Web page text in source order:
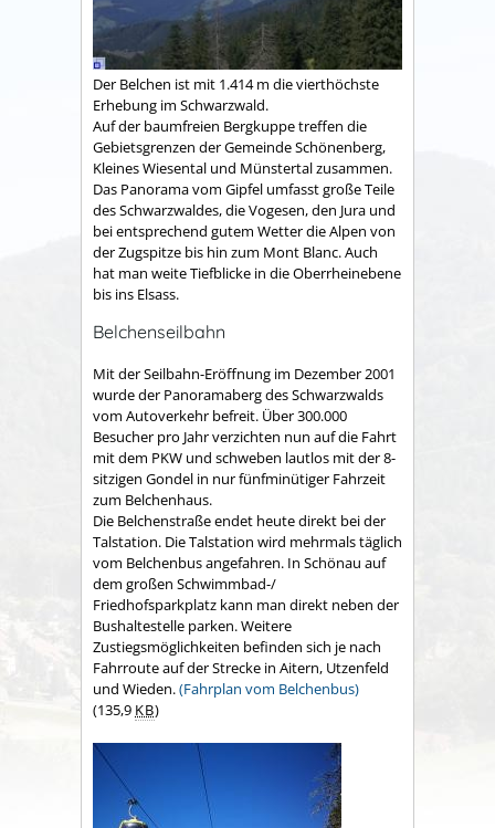
Der Belchen ist mit 1.414 m die vierthöchste
Erhebung im Schwarzwald.
Auf der baumfreien Bergkuppe treffen die
Gebietsgrenzen der Gemeinde Schönenberg,
Kleines Wiesental und Münstertal zusammen.
Das Panorama vom Gipfel umfasst große Teile
des Schwarzwaldes, die Vogesen, den Jura und
bei entsprechend gutem Wetter die Alpen von
der Zugspitze bis hin zum Mont Blanc. Auch
hat man weite Tiefblicke in die Oberrheinebene
bis ins Elsass.
Belchenseilbahn
Mit der Seilbahn-Eröffnung im Dezember 2001
wurde der Panoramaberg des Schwarzwalds
vom Autoverkehr befreit. Über 300.000
Besucher pro Jahr verzichten nun auf die Fahrt
mit dem PKW und schweben lautlos mit der 8-
sitzigen Gondel in nur fünfminütiger Fahrzeit
zum Belchenhaus.
Die Belchenstraße endet heute direkt bei der
Talstation. Die Talstation wird mehrmals täglich
vom Belchenbus angefahren. In Schönau auf
dem großen Schwimmbad-/
Friedhofsparkplatz kann man direkt neben der
Bushaltestelle parken. Weitere
Zustiegsmöglichkeiten befinden sich je nach
Fahrroute auf der Strecke in Aitern, Utzenfeld
und Wieden.(Fahrplan vom Belchenbus)
(135,9 KB)